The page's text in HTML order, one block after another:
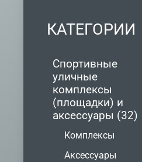
КАТЕГОРИИ
Спортивные
уличные
комплексы
(площадки) и
аксессуары (32)
Комплексы
Аксессуары